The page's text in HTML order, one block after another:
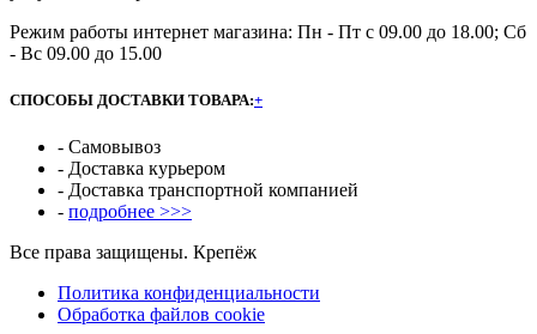
Режим работы интернет магазина: Пн - Пт с 09.00 до 18.00; Сб
- Вс 09.00 до 15.00
СПОСОБЫ ДОСТАВКИ ТОВАРА:+
- Самовывоз
- Доставка курьером
- Доставка транспортной компанией
- подробнее >>>
Все права защищены. Крепёж
Политика конфиденциальности
Обработка файлов cookie